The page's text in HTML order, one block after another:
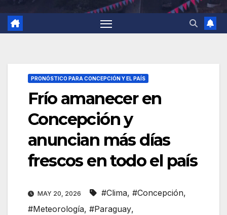
PRONÓSTICO PARA CONCEPCIÓN Y EL PAÍS
Frío amanecer en
Concepción y
anuncian más días
frescos en todo el país
MAY 20, 2026 #Clima, #Concepción,
#Meteorología, #Paraguay,